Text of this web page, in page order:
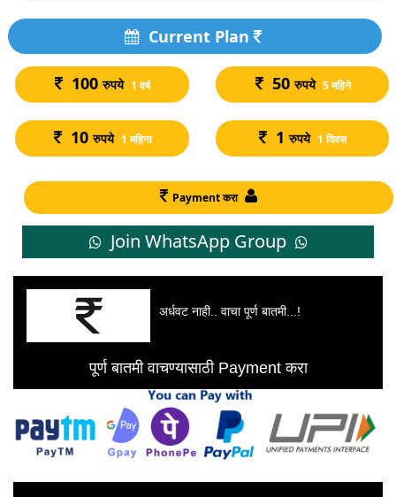
Current Plan
100 रुपये 1 वर्ष 50 रुपये 5 महिने
10 रुपये 1 महिना 1 रुपये 1 दिवस
Payment करा
Join WhatsApp Group
अर्धवट नाही.. वाचा पूर्ण बातमी...!
पूर्ण बातमी वाचण्यासाठी Payment करा